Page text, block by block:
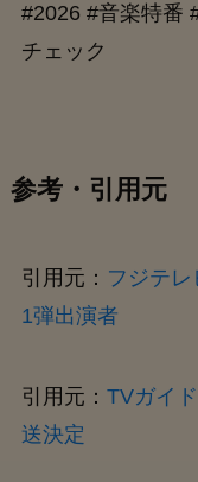
#2026 #音楽特番
チェック
参考・引用元
引用元： フジテ
1弾出演者
引用元： TVガイ
送決定